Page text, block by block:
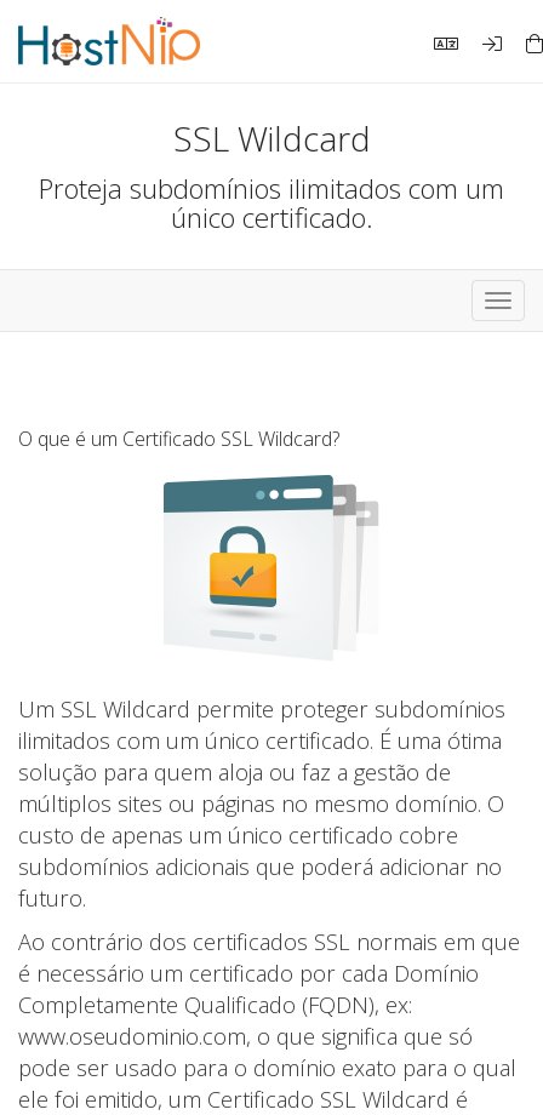
SSL Wildcard
Proteja subdomínios ilimitados com um
único certificado.
O que é um Certificado SSL Wildcard?
Um SSL Wildcard permite proteger subdomínios
ilimitados com um único certificado. É uma ótima
solução para quem aloja ou faz a gestão de
múltiplos sites ou páginas no mesmo domínio. O
custo de apenas um único certificado cobre
subdomínios adicionais que poderá adicionar no
futuro.
Ao contrário dos certificados SSL normais em que
é necessário um certificado por cada Domínio
Completamente Qualificado (FQDN), ex:
www.oseudominio.com, o que significa que só
pode ser usado para o domínio exato para o qual
ele foi emitido, um Certificado SSL Wildcard é